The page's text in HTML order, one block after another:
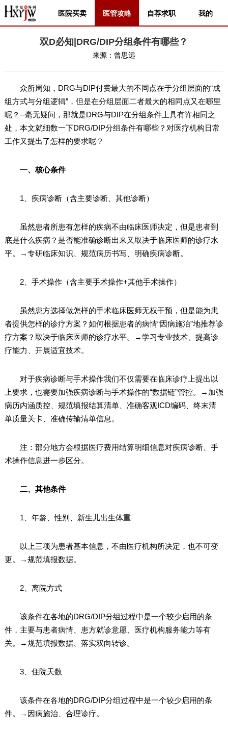
医院买卖 医管攻略 自荐求职 我的
双D必知|DRG/DIP分组条件有哪些？
来源： 曾思远
众所周知，DRG与DIP付费最大的不同点在于分组层面的“成
组方式与分组逻辑”，但是在分组层面二者最大的相同点又在哪里
呢？--毫无疑问，那就是DRG与DIP在分组条件上具有许相同之
处，本文就细数一下DRG/DIP分组条件有哪些？对医疗机构日常
工作又提出了怎样的要求呢？
一、核心条件
1、疾病诊断（含主要诊断、其他诊断）
虽然患者所患有怎样的疾病不由临床医师决定，但是患者到
底是什么疾病？是否能准确诊断出来又取决于临床医师的诊疗水
平。→专研临床知识、规范病历书写、明确疾病诊断。
2、手术操作（含主要手术操作+其他手术操作）
虽然患方选择做怎样的手术临床医师无权干预，但是能为患
者提供怎样的诊疗方案？如何根据患者的病情“因病施治”地推荐诊
疗方案？取决于临床医师的诊疗水平。→学习专业技术、提高诊
疗能力、开展适宜技术。
对于疾病诊断与手术操作我们不仅需要在临床诊疗上提出以
上要求，也需要加强疾病诊断与手术操作的“数据链”管控。→加强
病历内涵质控、规范填报结算清单、准确客观ICD编码、终末清
单质量关卡、准确传输清单信息。
注：部分地方会根据医疗费用结算明细信息对疾病诊断、手
术操作信息进一步区分。
二、其他条件
1、年龄、性别、新生儿出生体重
以上三项为患者基本信息，不由医疗机构所决定，也不可变
更。→规范填报数据。
2、离院方式
该条件在各地的DRG/DIP分组过程中是一个较少启用的条
件，主要与患者病情、患方就诊意愿、医疗机构服务能力等有
关。→规范填报数据、落实双向转诊。
3、住院天数
该条件在各地的DRG/DIP分组过程中是一个较少启用的条
件。→因病施治、合理诊疗。